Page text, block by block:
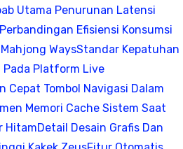
Utama Penurunan Latensi
Perbandingan Efisiensi Konsumsi
WaysStandar Kepatuhan
Pada Platform Live
Cepat Tombol Navigasi Dalam
Memori Cache Sistem Saat
HitamDetail Desain Grafis Dan